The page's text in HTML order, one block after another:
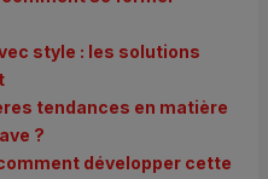
style : les solutions
tendances en matière
?
développer cette